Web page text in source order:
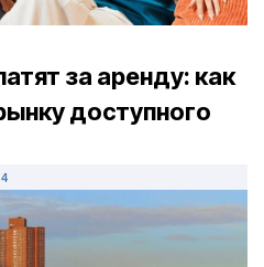
за аренду: как
доступного